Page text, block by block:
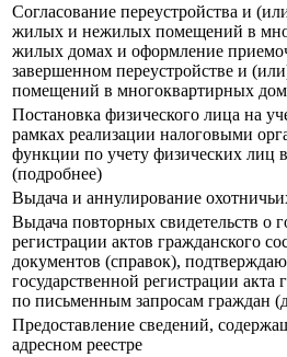
Согласование переустройства и
жилых и нежилых помещений в
жилых домах и оформление
завершенном переустройстве и
помещений в многоквартирных
Постановка физического лица на
рамках реализации налоговыми
функции по учету физических лиц
(подробнее)
Выдача и аннулирование
Выдача повторных свидетельств о
регистрации актов гражданского
документов (справок),
государственной регистрации акта
по письменным запросам граждан
Предоставление сведений,
адресном реестре